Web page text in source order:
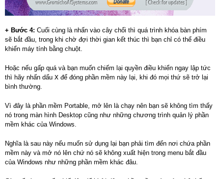
+ Bước 4: Cuối cùng là nhấn vào cây chổi thì quá trình khóa bàn phím
sẽ bắt đầu, trong khi chờ đợi thời gian kết thúc thì bạn chỉ có thể điều
khiển máy tính bằng chuột.
Hoặc nếu gấp quá và bạn muốn chiếm lại quyền điều khiển ngay lập tức
thì hãy nhấn dấu X để đóng phần mềm này lại, khi đó mọi thứ sẽ trở lại
bình thường.
Vì đây là phần mềm Portable, mở lên là chạy nên bạn sẽ không tìm thấy
nó trong màn hình Desktop cũng như những chương trình quản lý phần
mềm khác của Windows.
Nghĩa là sau này nếu muốn sử dụng lại bạn phải tìm đến nơi chứa phần
mềm này và mở nó lên chứ nó sẽ không xuất hiện trong menu bắt đầu
của Windows như những phần mềm khác đâu.